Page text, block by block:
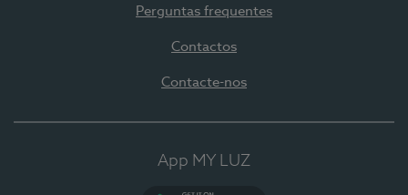
Perguntas frequentes
Contactos
Contacte-nos
App MY LUZ